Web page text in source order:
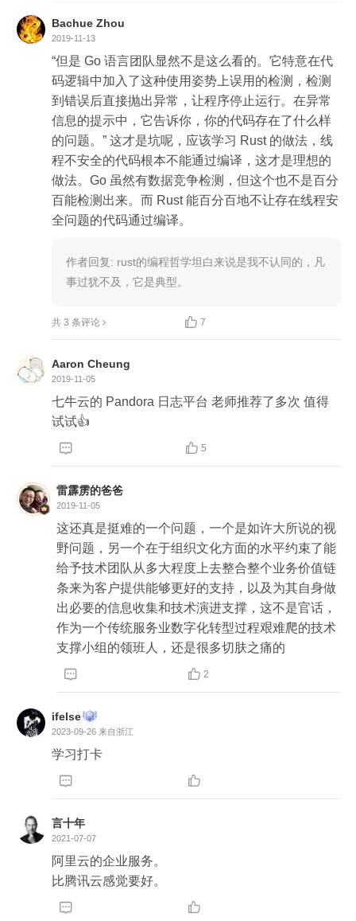
不是依靠产品文档来解决”。这句话也总结的特别
好。
经常有人反馈“不是我软件用，是你不会用”，“我都
给你培训过了啊，你咋还不会”、“大家为啥就不看文
档呢”，其实当把自己作为一个新用户，带入场景试
一下，就会发现，这个软件怎么能真么设计呢，这
个流程好别扭啊。有了这个思路， 会打开一片新天
地，开发能力会迅速得到提升。
好的技术人员，都会深入理解业务，自觉不自觉的
考虑到这些问题，做的产品就更好用，解决问题的
Bachue Zhou
2019-11-13
“但是 Go 语言团队显然不是这么看的。它特意在代
码逻辑中加入了这种使用姿势上误用的检测，检测
到错误后直接抛出异常，让程序停止运行。在异常
信息的提示中，它告诉你，你的代码存在了什么样
的问题。” 这才是坑呢，应该学习 Rust 的做法，线
程不安全的代码根本不能通过编译，这才是理想的
做法。Go 虽然有数据竞争检测，但这个也不是百分
百能检测出来。而 Rust 能百分百地不让存在线程安
全问题的代码通过编译。
作者回复: rust的编程哲学坦白来说是我不认同的，凡
事过犹不及，它是典型。
共 3 条评论  7
Aaron Cheung
2019-11-05
七牛云的 Pandora 日志平台 老师推荐了多次 值得
试试👍
  5
雷霹雳的爸爸
2019-11-05
这还真是挺难的一个问题，一个是如许大所说的视
野问题，另一个在于组织文化方面的水平约束了能
给予技术团队从多大程度上去整合整个业务价值链
条来为客户提供能够更好的支持，以及为其自身做
出必要的信息收集和技术演进支撑，这不是官话，
作为一个传统服务业数字化转型过程艰难爬的技术
支撑小组的领班人，还是很多切肤之痛的
  2
ifelse
2023-09-26 来自浙江
学习打卡
 
言十年
2021-07-07
阿里云的企业服务。
比腾讯云感觉要好。
 